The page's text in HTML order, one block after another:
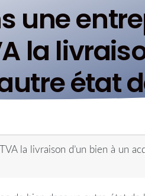
une
la
état
la livraison d’un bien à un